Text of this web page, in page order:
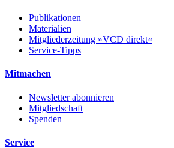
Publikationen
Materialien
Mitgliederzeitung »VCD direkt«
Service-Tipps
Mitmachen
Newsletter abonnieren
Mitgliedschaft
Spenden
Service